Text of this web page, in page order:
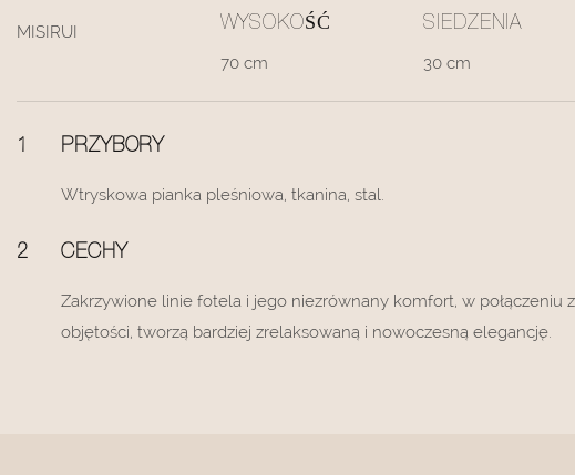
MISIRUI
WYSOKOŚĆ
70 cm
SIEDZENIA
30 cm
1 PRZYBORY
Wtryskowa pianka pleśniowa, tkanina, stal.
2 CECHY
Zakrzywione linie fotela i jego niezrównany komfort, w połączeniu
objętości, tworzą bardziej zrelaksowaną i nowoczesną elegancję.